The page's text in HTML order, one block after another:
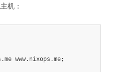
机：
www.nixops.me;